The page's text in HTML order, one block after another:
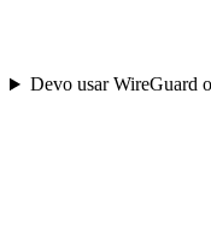
Devo usar WireGuard